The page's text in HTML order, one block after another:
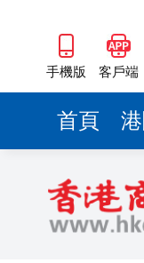
手機版 客戶端
首頁